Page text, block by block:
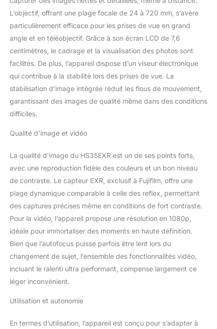
L’objectif, offrant une plage focale de 24 à 720 mm, s’avère
particulièrement efficace pour les prises de vue en grand
angle et en téléobjectif. Grâce à son écran LCD de 7,6
centimètres, le cadrage et la visualisation des photos sont
facilités. De plus, l’appareil dispose d’un viseur électronique
qui contribue à la stabilité lors des prises de vue. La
stabilisation d’image intégrée réduit les flous de mouvement,
garantissant des images de qualité même dans des conditions
difficiles.
Qualité d’image et vidéo
La qualité d’image du HS35EXR est un de ses points forts,
avec une reproduction fidèle des couleurs et un bon niveau
de contraste. Le capteur EXR, exclusif à Fujifilm, offre une
plage dynamique comparable à celle des reflex, permettant
des captures précises même en conditions de fort contraste.
Pour la vidéo, l’appareil propose une résolution en 1080p,
idéale pour immortaliser des moments en haute définition.
Bien que l’autofocus puisse parfois être lent lors du
changement de sujet, l’ensemble des fonctionnalités vidéo,
incluant le ralenti ultra performant, compense largement ce
léger inconvénient.
Utilisation et autonomie
En termes d’utilisation, l’appareil est conçu pour s’adapter à